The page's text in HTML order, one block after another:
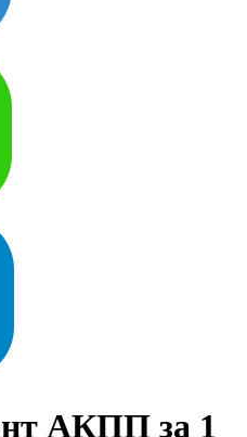
АКПП за 1